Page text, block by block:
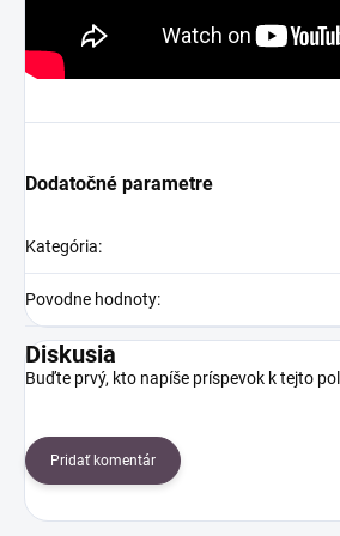
Dodatočné parametre
Kategória:
Povodne hodnoty:
Diskusia
Buďte prvý, kto napíše príspevok k tejto
Pridať komentár